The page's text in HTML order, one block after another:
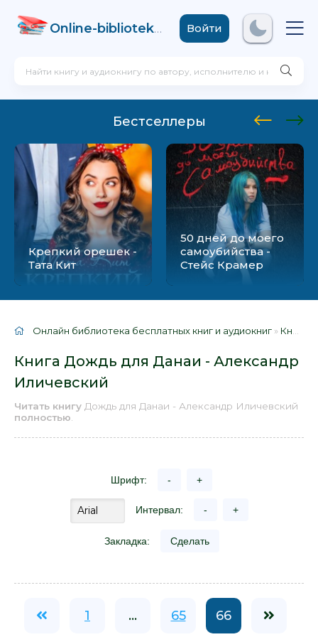
Online-biblioteka .comВойти
Бестселлеры
Крепкий орешек -
Тата Кит
50 дней до моего
самоубийства -
Стейс Крамер
Онлайн библиотека бесплатных книг и аудиокниг » Книги
Книга Дождь для Данаи - Александр
Иличевский
Читать книгу Дождь для Данаи - Александр Иличевский
полностью
Шрифт: - +
Интервал: - +
Закладка: Сделать
1 ... 65 66